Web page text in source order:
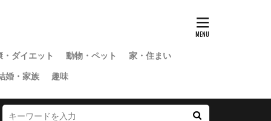
・ダイエット 動物・ペット
家・住まい
婚・家族 趣味